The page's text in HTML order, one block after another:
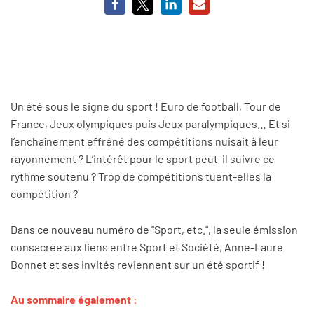
Un été sous le signe du sport ! Euro de football, Tour de
France, Jeux olympiques puis Jeux paralympiques… Et si
l’enchaînement effréné des compétitions nuisait à leur
rayonnement ? L’intérêt pour le sport peut-il suivre ce
rythme soutenu ? Trop de compétitions tuent-elles la
compétition ?
Dans ce nouveau numéro de "Sport, etc.", la seule émission
consacrée aux liens entre Sport et Société, Anne-Laure
Bonnet et ses invités reviennent sur un été sportif !
Au sommaire également :